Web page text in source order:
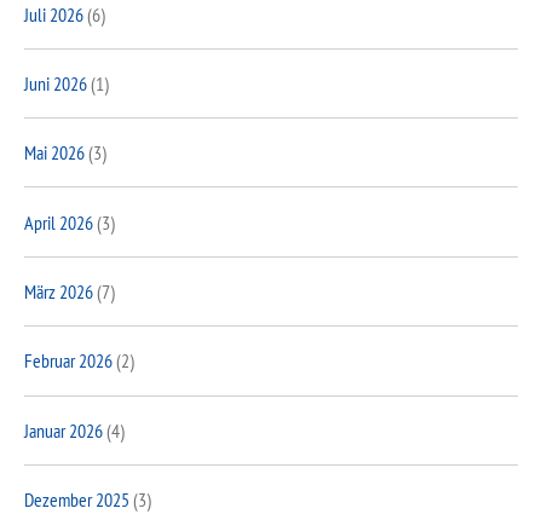
Juli 2026(6)
Juni 2026(1)
Mai 2026(3)
April 2026(3)
März 2026(7)
Februar 2026(2)
Januar 2026(4)
Dezember 2025 (3)